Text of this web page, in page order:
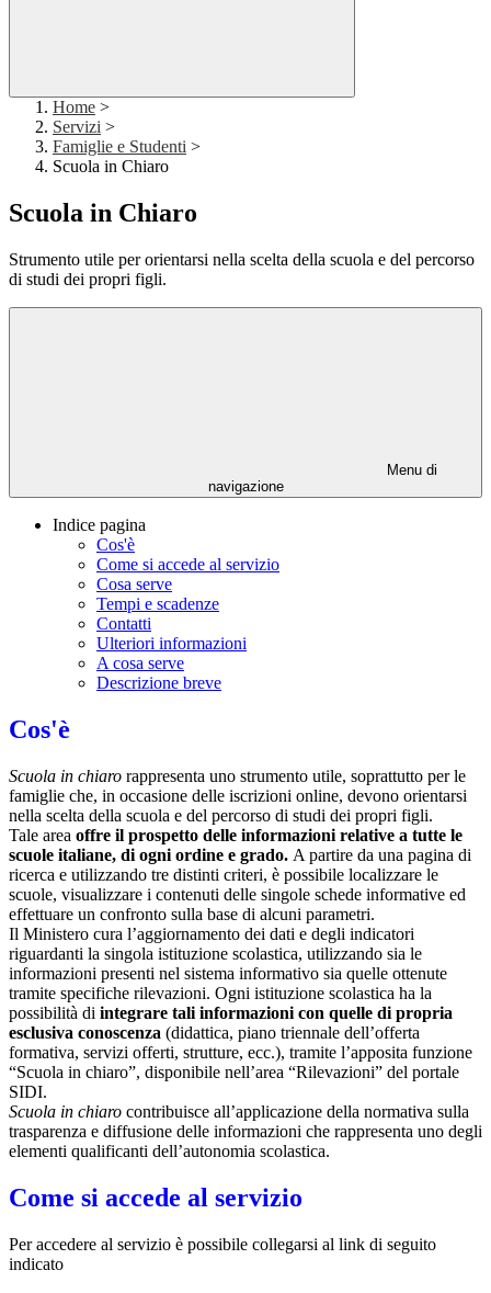
Home >
Servizi >
Famiglie e Studenti >
Scuola in Chiaro
Scuola in Chiaro
Strumento utile per orientarsi nella scelta della scuola e del percorso
di studi dei propri figli.
Menu di
navigazione
Indice pagina
Cos'è
Come si accede al servizio
Cosa serve
Tempi e scadenze
Contatti
Ulteriori informazioni
A cosa serve
Descrizione breve
Cos'è
Scuola in chiaro rappresenta uno strumento utile, soprattutto per le
famiglie che, in occasione delle iscrizioni online, devono orientarsi
nella scelta della scuola e del percorso di studi dei propri figli.
Tale area offre il prospetto delle informazioni relative a tutte le
scuole italiane, di ogni ordine e grado. A partire da una pagina di
ricerca e utilizzando tre distinti criteri, è possibile localizzare le
scuole, visualizzare i contenuti delle singole schede informative ed
effettuare un confronto sulla base di alcuni parametri.
Il Ministero cura l’aggiornamento dei dati e degli indicatori
riguardanti la singola istituzione scolastica, utilizzando sia le
informazioni presenti nel sistema informativo sia quelle ottenute
tramite specifiche rilevazioni. Ogni istituzione scolastica ha la
possibilità di integrare tali informazioni con quelle di propria
esclusiva conoscenza (didattica, piano triennale dell’offerta
formativa, servizi offerti, strutture, ecc.), tramite l’apposita funzione
“Scuola in chiaro”, disponibile nell’area “Rilevazioni” del portale
SIDI.
Scuola in chiaro contribuisce all’applicazione della normativa sulla
trasparenza e diffusione delle informazioni che rappresenta uno degli
elementi qualificanti dell’autonomia scolastica.
Come si accede al servizio
Per accedere al servizio è possibile collegarsi al link di seguito
indicato